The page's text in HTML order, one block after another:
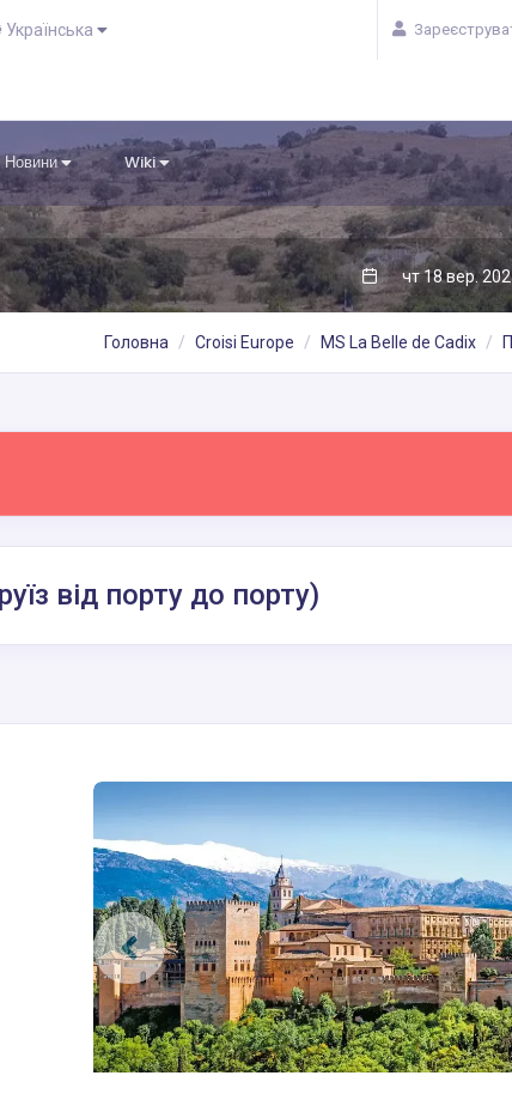
Українська
Новини Wiki
чт 18 вер.
Головна Croisi Europe MS La Belle de Cadix
від порту до порту)